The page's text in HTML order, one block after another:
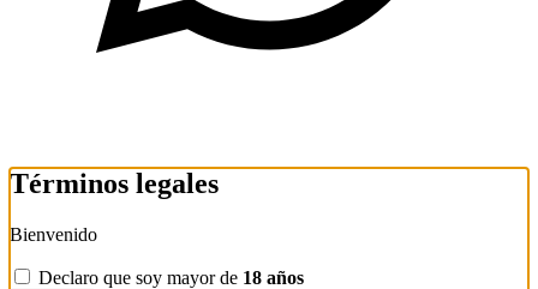
Términos legales
Bienvenido
Declaro que soy mayor de 18 años